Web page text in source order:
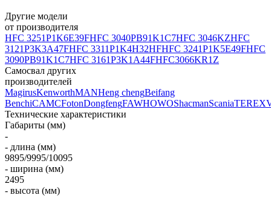
Другие модели
от производителя
HFC 3251P1K6E39FHFC 3040PB91K1C7HFC 3046KZHFC
3121P3K3A47FHFC 3311P1K4H32HFHFC 3241P1K5E49FHFC
3090PB91K1C7HFC 3161P3K1A44FHFC3066KR1Z
Самосвал других
производителей
MagirusKenworthMANHeng chengBeifang
BenchiCAMCFotonDongfengFAWHOWOShacmanScaniaTEREX
Технические характеристики
Габариты (мм)
-
- длина (мм)
9895/9995/10095
- ширина (мм)
2495
- высота (мм)